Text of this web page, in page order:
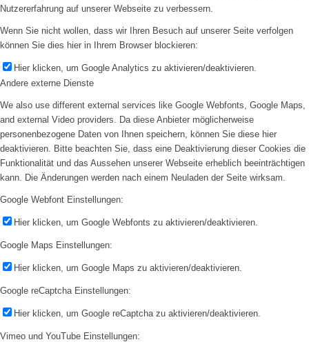
Nutzererfahrung auf unserer Webseite zu verbessern.
Wenn Sie nicht wollen, dass wir Ihren Besuch auf unserer Seite verfolgen
können Sie dies hier in Ihrem Browser blockieren:
Hier klicken, um Google Analytics zu aktivieren/deaktivieren.
Andere externe Dienste
We also use different external services like Google Webfonts, Google Maps,
and external Video providers. Da diese Anbieter möglicherweise
personenbezogene Daten von Ihnen speichern, können Sie diese hier
deaktivieren. Bitte beachten Sie, dass eine Deaktivierung dieser Cookies die
Funktionalität und das Aussehen unserer Webseite erheblich beeinträchtigen
kann. Die Änderungen werden nach einem Neuladen der Seite wirksam.
Google Webfont Einstellungen:
Hier klicken, um Google Webfonts zu aktivieren/deaktivieren.
Google Maps Einstellungen:
Hier klicken, um Google Maps zu aktivieren/deaktivieren.
Google reCaptcha Einstellungen:
Hier klicken, um Google reCaptcha zu aktivieren/deaktivieren.
Vimeo und YouTube Einstellungen: